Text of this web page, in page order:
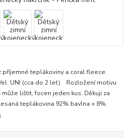
příjemné teplákoviny a coral fleece.
UNI (cca do 2 let) Rozložení motivu
lištit, focen jeden kus. Děkuji za
teplákovina 92% bavlna + 8%